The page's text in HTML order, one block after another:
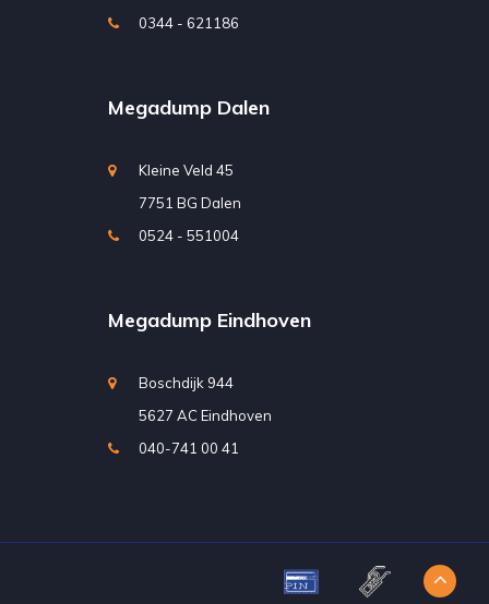
0344 - 621186
Megadump Dalen
Kleine Veld 45
7751 BG Dalen
0524 - 551004
Megadump Eindhoven
Boschdijk 944
5627 AC Eindhoven
040-741 00 41